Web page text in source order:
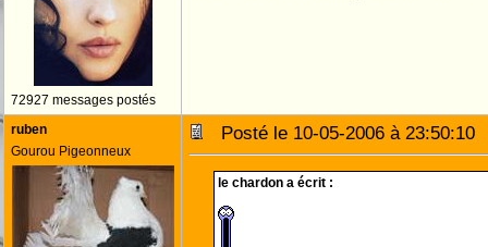
72927 messages postés
ruben
Gourou Pigeonneux
Posté le 10-05-2006 à
le chardon a écrit :